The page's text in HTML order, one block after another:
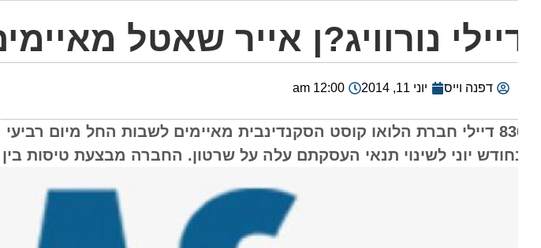
נורוויג?ן אייר שאטל
דפנה וייס יוני 11, 2014 12:00 am
836 דיילי חברת הלואו קוסט הסקנדינבית מאיימים לשבות החל מיום
יוני לשינוי תנאי העסקתם עלה על שרטון. החברה מבצעת טיסות בין